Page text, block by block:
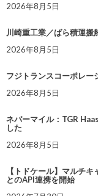
2026年8月5日
川崎重工業／ばら積運搬
2026年8月5日
フジトランスコーポレー
2026年8月5日
ネバーマイル：TGR
した
2026年8月5日
【トドケール】マルチ
とのAPI連携を開始